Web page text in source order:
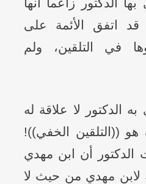
قد اتفق الأئمة على
في التلقين، ولم
به الدكتور لا علاقة له
هو ((التلقين الخفي))!
الدكتور أن ابن مهدي
لابن مهدي من حيث لا